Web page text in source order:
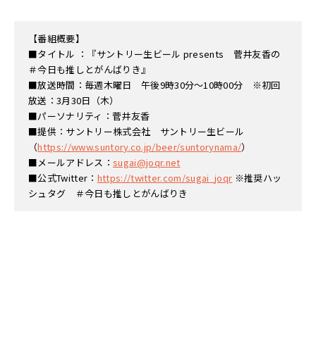
【番組概要】
■タイトル ：『サントリー生ビール presents 菅井友香の
＃今日も推しとがんばりき』
■放送時間：毎週木曜日 午後9時30分～10時00分 ※初回
放送：3月30日（木）
■パーソナリティ：菅井友香
■提供：サントリー株式会社 サントリー生ビール
（https://www.suntory.co.jp/beer/suntorynama/）
■メールアドレス： sugai@joqr.net
■公式Twitter： https://twitter.com/sugai_joqr ※推奨ハッ
シュタグ ＃今日も推しとがんばりき